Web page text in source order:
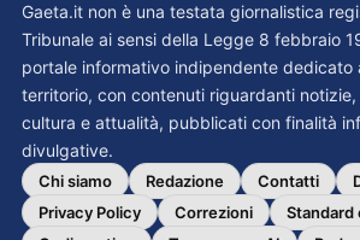
Gaeta.it non è una testata giornalistica
Tribunale ai sensi della Legge 8 febbraio
portale informativo indipendente dedicato
territorio, con contenuti riguardanti
cultura e attualità, pubblicati con finalità
divulgative.
Chi siamo Redazione Contatti
Privacy Policy
Correzioni
Standard